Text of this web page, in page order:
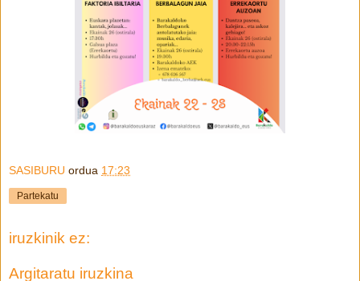
SASIBURU ordua 17:23
Partekatu
iruzkinik ez:
Argitaratu iruzkina